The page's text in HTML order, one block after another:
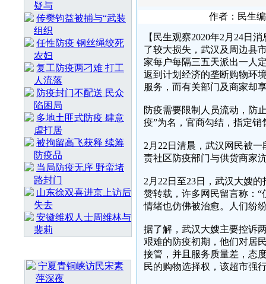
疑与
传樊钧益被捕与“武装
组织
任性防疫 钢丝绳绞死
农妇
复工防疫两刁难 打工
人流落
防疫封门不配送 民众
陷困局
多地土匪式防疫 肆意
虐打居
被拘留高飞获释 续筹
防疫品
当局防疫无序 野蛮堵
路封门
山东徐双喜进京上访后
失去
安徽维权人士周维林与
裴莉
宁夏青铜峡访民宋素
萍深夜
作者：民生
【民生观察2020年2月24日
了较大损失，武汉及周边县
家每户每隔三五天派出一人
返到计划经济的垄断购物环
服务，而有关部门及商家却
防疫需要限制人员流动，防
疫”为名，官商勾结，指定
2月22日清晨，武汉网民被
责社区防疫部门与供货商家
2月22日至23日，武汉大嫂
赞转载，许多网民留言称：
情绪也仿佛被治愈。人们纷
据了解，武汉大嫂主要控诉
艰难的防疫初期，他们对居
接管，并且服务质量差，态
民的购物选择权，该超市强